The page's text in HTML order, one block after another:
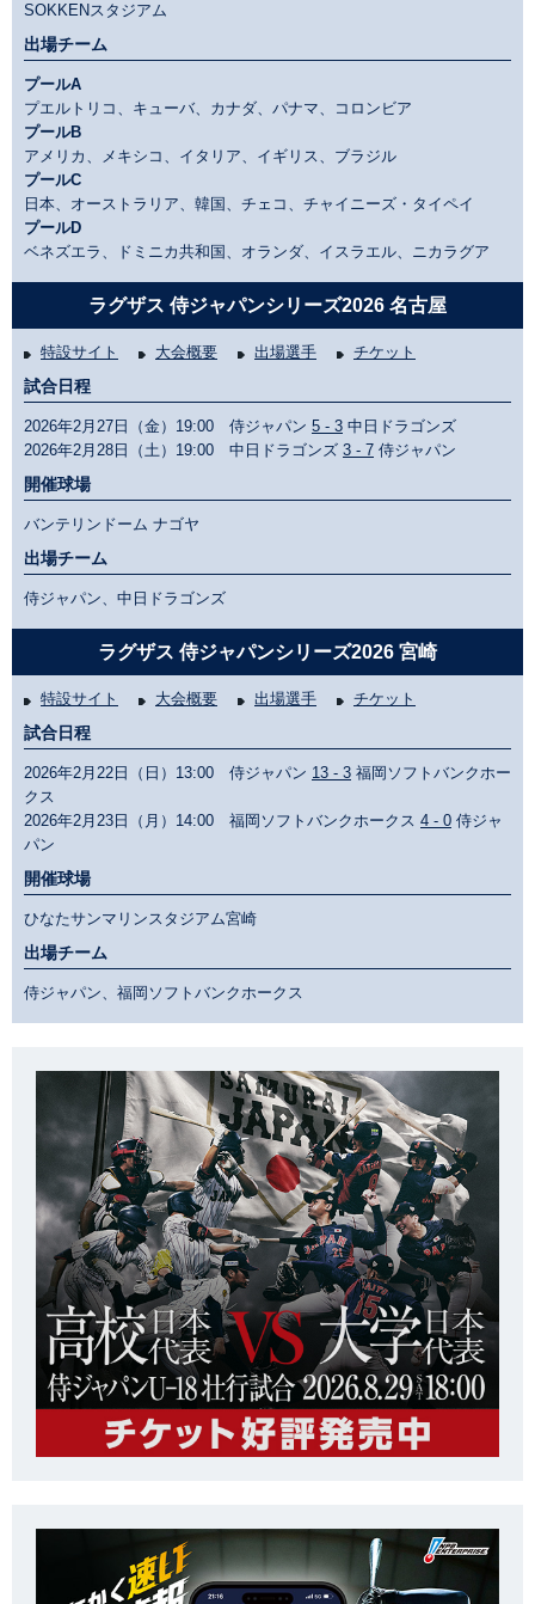
SOKKENスタジアム
出場チーム
プールA
プエルトリコ、キューバ、カナダ、パナマ、コロンビア
プールB
アメリカ、メキシコ、イタリア、イギリス、ブラジル
プールC
日本、オーストラリア、韓国、チェコ、チャイニーズ・タイペイ
プールD
ベネズエラ、ドミニカ共和国、オランダ、イスラエル、ニカラグア
ラグザス 侍ジャパンシリーズ2026 名古屋
特設サイト 大会概要 出場選手 チケット
試合日程
2026年2月27日（金）19:00 侍ジャパン 5 - 3 中日ドラゴンズ
2026年2月28日（土）19:00 中日ドラゴンズ 3 - 7 侍ジャパン
開催球場
バンテリンドーム ナゴヤ
出場チーム
侍ジャパン、中日ドラゴンズ
ラグザス 侍ジャパンシリーズ2026 宮崎
特設サイト 大会概要 出場選手 チケット
試合日程
2026年2月22日（日）13:00 侍ジャパン 13 - 3 福岡ソフトバンクホー
クス
2026年2月23日（月）14:00 福岡ソフトバンクホークス 4 - 0 侍ジャ
パン
開催球場
ひなたサンマリンスタジアム宮崎
出場チーム
侍ジャパン、福岡ソフトバンクホークス